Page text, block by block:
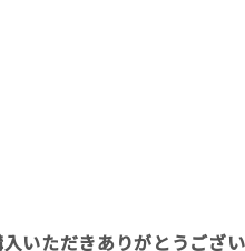
入いただきありがとうござ